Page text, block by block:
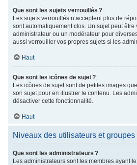
Que sont les sujets verrouillés ?
Les sujets verrouillés n’acceptent plus de
sont automatiquement clos. Un sujet peut être
administrateur ou un modérateur pour
aussi verrouiller vos propres sujets si les
Haut
Que sont les icônes de sujet ?
Les icônes de sujet sont de petites images
son sujet pour en illustrer le contenu. Les
désactiver cette fonctionnalité.
Haut
Niveaux des utilisateurs et groupes
Que sont les administrateurs ?
Les administrateurs sont les membres ayant